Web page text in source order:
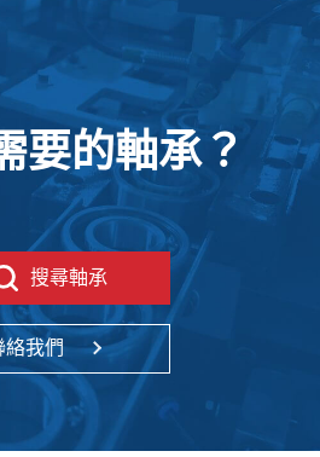
要的軸承？
搜尋軸承
絡我們